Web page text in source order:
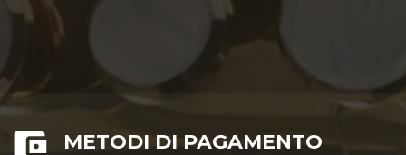
METODI DI PAGAMENTO